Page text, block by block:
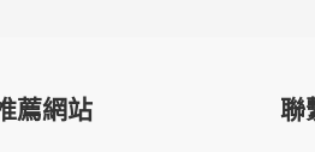
薦網站 聯